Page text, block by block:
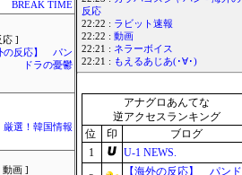
BREAK TIME
応 ]
の反応】 パン
ドラの憂鬱
厳選！韓国情報
動画 ]
反応
22:22 : ラビット速報
22:22 : 動画
22:21 : ネラーボイス
22:21 : もえるあじあ(･∀･)
アナグロあんてな
逆アクセスランキング
位
印
ブログ
1
U-1 NEWS.
【海外の反応】 パンド